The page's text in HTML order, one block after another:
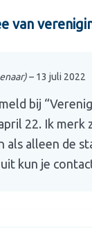
van
– 13 juli 2022
bij
22. Ik
als alleen de
kun je